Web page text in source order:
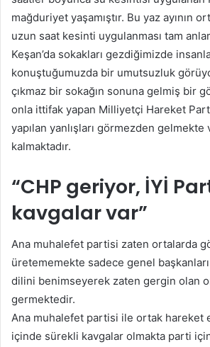
mağduriyet yaşamıştır. Bu yaz ayının
uzun saat kesinti uygulanması tam
Keşan’da sokakları gezdiğimizde
konuştuğumuzda bir umutsuzluk
çıkmaz bir sokağın sonuna gelmiş bir
onla ittifak yapan Milliyetçi Hareket
yapılan yanlışları görmezden gelmekte
kalmaktadır.
“CHP geriyor, İYİ
kavgalar var”
Ana muhalefet partisi zaten ortalarda
üretememekte sadece genel
dilini benimseyerek zaten gergin olan
germektedir.
Ana muhalefet partisi ile ortak hareket
içinde sürekli kavgalar olmakta parti